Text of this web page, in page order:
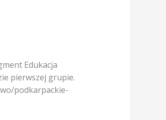
Edukacja
pierwszej grupie.
podkarpackie-